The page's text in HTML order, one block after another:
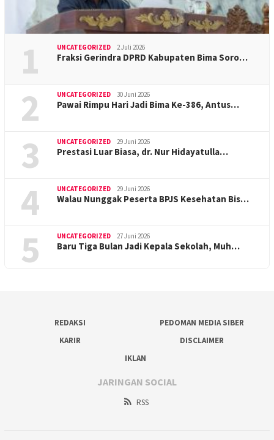
1 UNCATEGORIZED 2 Juli 2026
Fraksi Gerindra DPRD Kabupaten Bima Soro…
2 UNCATEGORIZED 30 Juni 2026
Pawai Rimpu Hari Jadi Bima Ke-386, Antus…
3 UNCATEGORIZED 29 Juni 2026
Prestasi Luar Biasa, dr. Nur Hidayatulla…
4 UNCATEGORIZED 29 Juni 2026
Walau Nunggak Peserta BPJS Kesehatan Bis…
5 UNCATEGORIZED 27 Juni 2026
Baru Tiga Bulan Jadi Kepala Sekolah, Muh…
REDAKSI
PEDOMAN MEDIA SIBER
KARIR
DISCLAIMER
IKLAN
JARINGAN SOCIAL
RSS